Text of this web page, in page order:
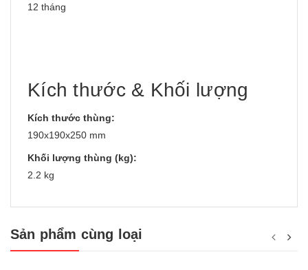
12 tháng
Kích thước & Khối lượng
Kích thước thùng:
190x190x250 mm
Khối lượng thùng (kg):
2.2 kg
Sản phẩm cùng loại